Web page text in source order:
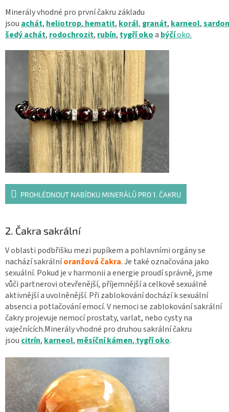
Minerály vhodné pro první čakru základu
jsou achát, heliotrop, hematit, korál, granát, karneol,
šedý achát, rodochrozit, rubín, tygří okoa býčíoko.
PROHLÉDNOUT NABÍDKU MINERÁLŮ PRO 1. ČAKRU
2. Čakra sakrální
V oblasti podbřišku mezi pupíkem a pohlavními orgány se
nachází sakrálníoranžová čakra. Je také označována jako
sexuální. Pokud je v harmonii a energie proudí správně, jsme
vůči partnerovi otevřenější, příjemnější a celkově sexuálně
aktivnější a uvolněnější. Při zablokování dochází k sexuální
absenci a potlačování emocí. V nemoci se zablokování sakrální
čakry projevuje nemocí prostaty, varlat, nebo cysty na
vaječnících.Minerály vhodné pro druhou sakrální čakru
jsou citrín, karneol, měsíční kámen, tygří oko.